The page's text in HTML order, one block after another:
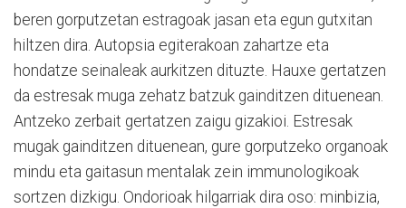
beren gorputzetan estragoak jasan eta egun gutxitan
hiltzen dira. Autopsia egiterakoan zahartze eta
hondatze seinaleak aurkitzen dituzte. Hauxe gertatzen
da estresak muga zehatz batzuk gainditzen dituenean.
Antzeko zerbait gertatzen zaigu gizakioi. Estresak
mugak gainditzen dituenean, gure gorputzeko organoak
mindu eta gaitasun mentalak zein immunologikoak
sortzen dizkigu. Ondorioak hilgarriak dira oso: minbizia,